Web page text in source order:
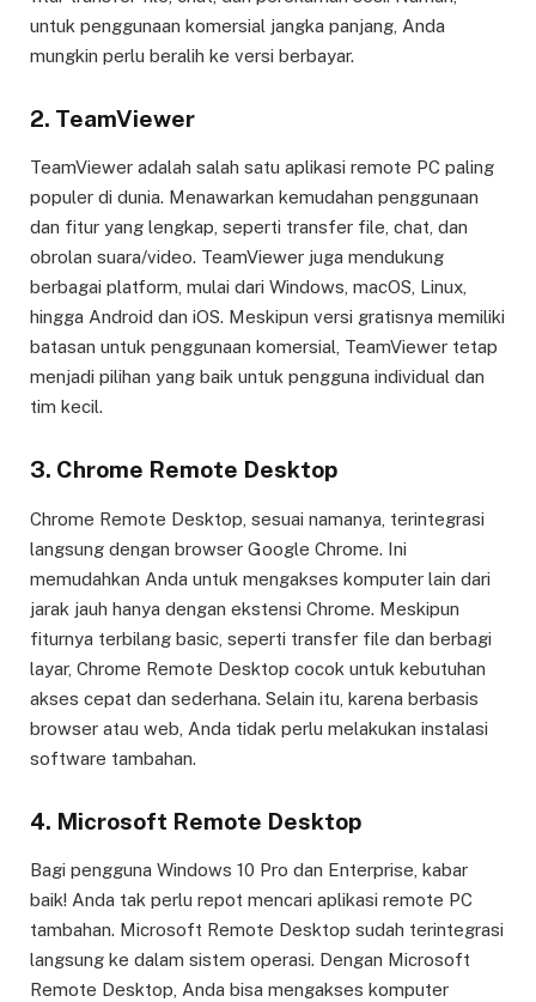
untuk penggunaan komersial jangka panjang, Anda
mungkin perlu beralih ke versi berbayar.
2. TeamViewer
TeamViewer adalah salah satu aplikasi remote PC paling
populer di dunia. Menawarkan kemudahan penggunaan
dan fitur yang lengkap, seperti transfer file, chat, dan
obrolan suara/video. TeamViewer juga mendukung
berbagai platform, mulai dari Windows, macOS, Linux,
hingga Android dan iOS. Meskipun versi gratisnya memiliki
batasan untuk penggunaan komersial, TeamViewer tetap
menjadi pilihan yang baik untuk pengguna individual dan
tim kecil.
3. Chrome Remote Desktop
Chrome Remote Desktop, sesuai namanya, terintegrasi
langsung dengan browser Google Chrome. Ini
memudahkan Anda untuk mengakses komputer lain dari
jarak jauh hanya dengan ekstensi Chrome. Meskipun
fiturnya terbilang basic, seperti transfer file dan berbagi
layar, Chrome Remote Desktop cocok untuk kebutuhan
akses cepat dan sederhana. Selain itu, karena berbasis
browser atau web, Anda tidak perlu melakukan instalasi
software tambahan.
4. Microsoft Remote Desktop
Bagi pengguna Windows 10 Pro dan Enterprise, kabar
baik! Anda tak perlu repot mencari aplikasi remote PC
tambahan. Microsoft Remote Desktop sudah terintegrasi
langsung ke dalam sistem operasi. Dengan Microsoft
Remote Desktop, Anda bisa mengakses komputer